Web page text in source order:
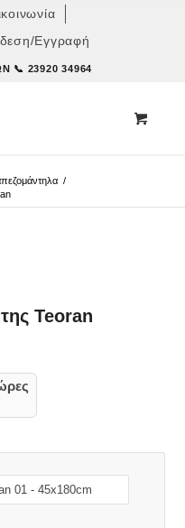
Εγγραφή
📞 23920 34964
/
Teoran